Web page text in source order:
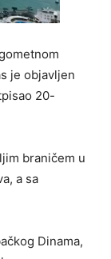
je objavljen
20-
braničem u
a sa
Dinama,